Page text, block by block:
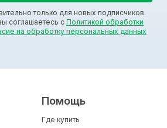
только для новых подписчиков.
соглашаетесь с Политикой обработки
на обработку персональных данных
Помощь
Где купить